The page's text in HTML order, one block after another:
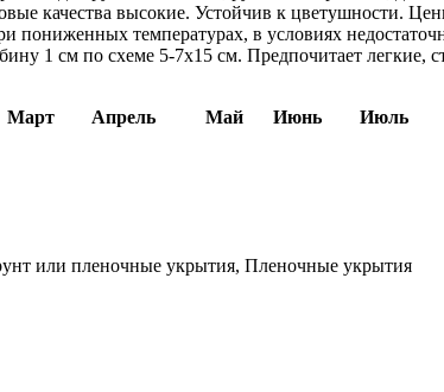
качества высокие. Устойчив к цветушности.
температурах, в условиях
1 см по схеме 5-7x15 см. Предпочитает
Март Апрель Май Июнь Июль
или пленочные укрытия, Пленочные укрытия